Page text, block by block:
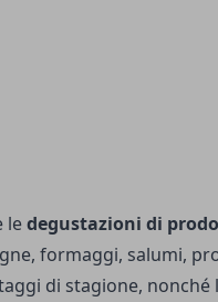
ledegustazioni di
formaggi, salumi,
di stagione, nonché